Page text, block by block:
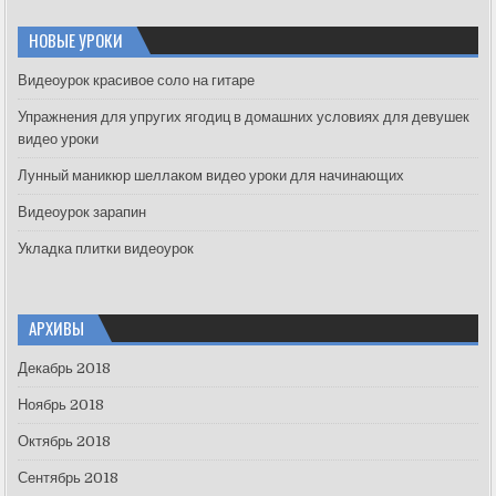
h
f
r
:
НОВЫЕ УРОКИ
Видеоурок красивое соло на гитаре
Упражнения для упругих ягодиц в домашних условиях для девушек
видео уроки
Лунный маникюр шеллаком видео уроки для начинающих
Видеоурок зарапин
Укладка плитки видеоурок
АРХИВЫ
Декабрь 2018
Ноябрь 2018
Октябрь 2018
Сентябрь 2018